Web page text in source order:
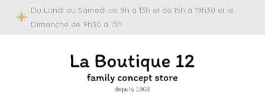
Du Lundi au Samedi de 9h à 13h et de 15h à 19h30 et le
Dimanche de 9h30 à 13h